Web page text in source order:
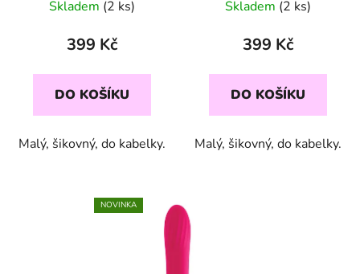
Skladem (2 ks)
399 Kč
DO KOŠÍKU
Malý, šikovný, do kabelky.
Skladem (2 ks)
399 Kč
DO KOŠÍKU
Malý, šikovný, do kabelky.
NOVINKA